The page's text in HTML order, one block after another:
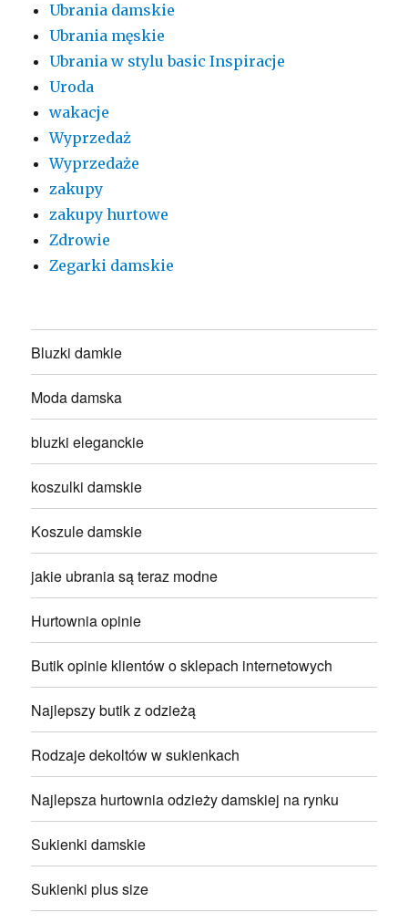
Ubrania damskie
Ubrania męskie
Ubrania w stylu basic Inspiracje
Uroda
wakacje
Wyprzedaż
Wyprzedaże
zakupy
zakupy hurtowe
Zdrowie
Zegarki damskie
Bluzki damkie
Moda damska
bluzki eleganckie
koszulki damskie
Koszule damskie
jakie ubrania są teraz modne
Hurtownia opinie
Butik opinie klientów o sklepach internetowych
Najlepszy butik z odzieżą
Rodzaje dekoltów w sukienkach
Najlepsza hurtownia odzieży damskiej na rynku
Sukienki damskie
Sukienki plus size